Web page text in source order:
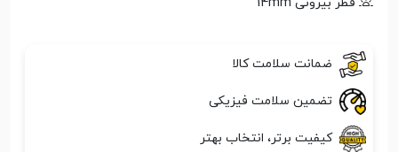
ضمانت سلامت کالا
تضمین سلامت فیزیکی
کیفیت برتر، انتخاب بهتر